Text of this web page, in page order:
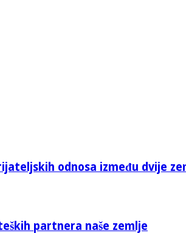
odnosa između dvije
partnera naše zemlje